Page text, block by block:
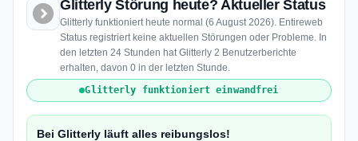
Glitterly Störung heute? Aktueller Status
Glitterly funktioniert heute normal (6 August 2026). Entireweb
Status registriert keine aktuellen Störungen oder Probleme. In
den letzten 24 Stunden hat Glitterly 2 Benutzerberichte
erhalten, davon 0 in der letzten Stunde.
Glitterly funktioniert einwandfrei
Bei Glitterly läuft alles reibungslos!